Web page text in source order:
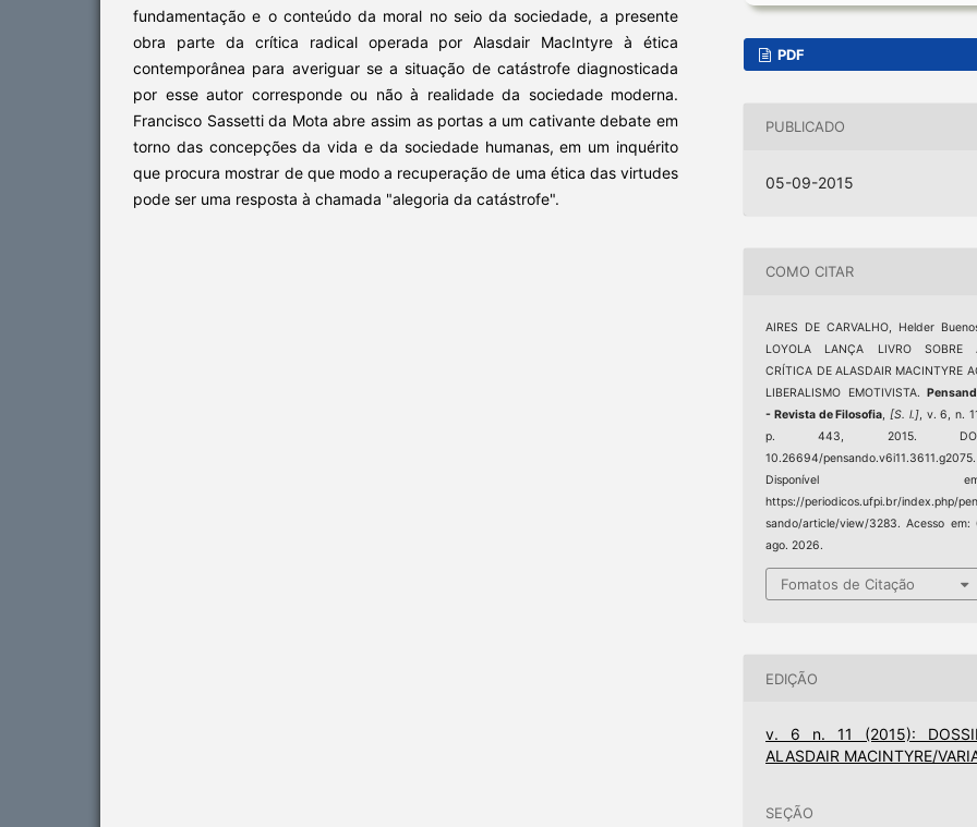
fundamentação e o conteúdo da moral no seio da sociedade, a presente
obra parte da crítica radical operada por Alasdair MacIntyre à ética
contemporânea para averiguar se a situação de catástrofe diagnosticada
por esse autor corresponde ou não à realidade da sociedade moderna.
Francisco Sassetti da Mota abre assim as portas a um cativante debate em
torno das concepções da vida e da sociedade humanas, em um inquérito
que procura mostrar de que modo a recuperação de uma ética das virtudes
pode ser uma resposta à chamada "alegoria da catástrofe".
PDF
PUBLICADO
05-09-2015
COMO CITAR
AIRES DE CARVALHO, Helder
LOYOLA LANÇA LIVRO SOBRE
CRÍTICA DE ALASDAIR MACINTYRE
LIBERALISMO EMOTIVISTA.
- Revista de Filosofia,[S. l.], v. 6, n.
p. 443, 2015.
10.26694/pensando.v6i11.3611.g2075.
Disponível
https://periodicos.ufpi.br/index.php/pen
sando/article/view/3283. Acesso em:
ago. 2026.
Fomatos de Citação
EDIÇÃO
v. 6 n. 11 (2015):
ALASDAIR MACINTYRE/
SEÇÃO